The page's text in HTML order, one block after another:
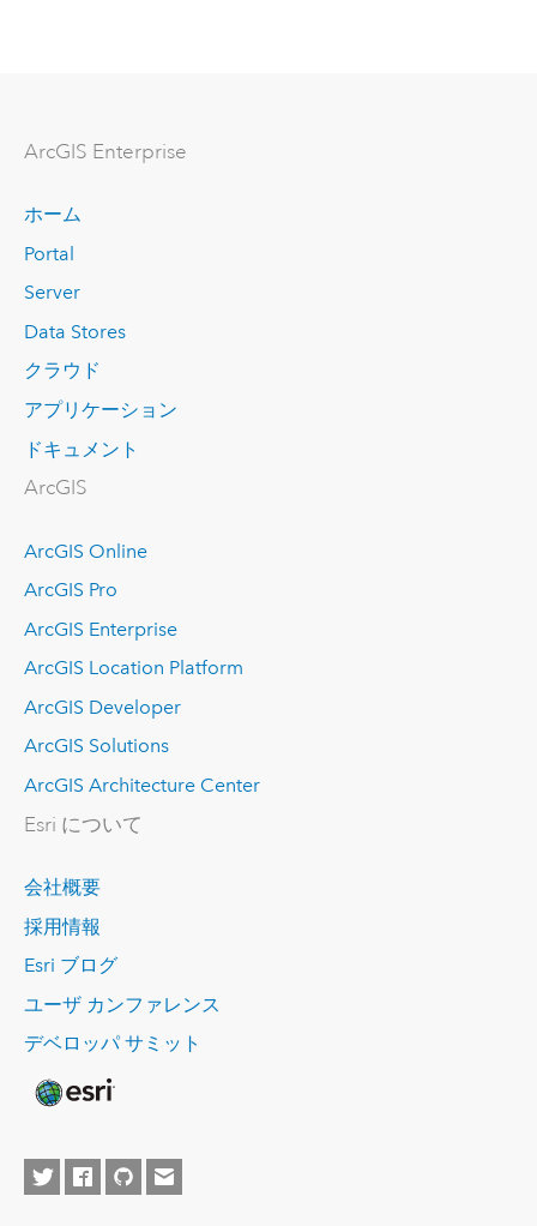
ArcGIS Enterprise
ホーム
Portal
Server
Data Stores
クラウド
アプリケーション
ドキュメント
ArcGIS
ArcGIS Online
ArcGIS Pro
ArcGIS Enterprise
ArcGIS Location Platform
ArcGIS Developer
ArcGIS Solutions
ArcGIS Architecture Center
Esri について
会社概要
採用情報
Esri ブログ
ユーザ カンファレンス
デベロッパ サミット